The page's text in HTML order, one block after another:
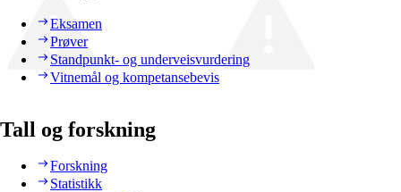
Eksamen
Prøver
Standpunkt- og underveisvurdering
Vitnemål og kompetansebevis
Tall og forskning
Forskning
Statistikk